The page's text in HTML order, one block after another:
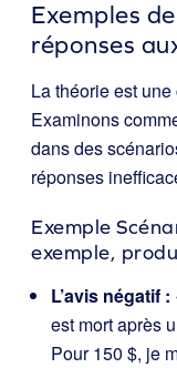
Exemples
réponses
La théorie est
Examinons
dans des
réponses
Exemple
exemple,
L’avis négatif :
est mort après
Pour 150 $, je